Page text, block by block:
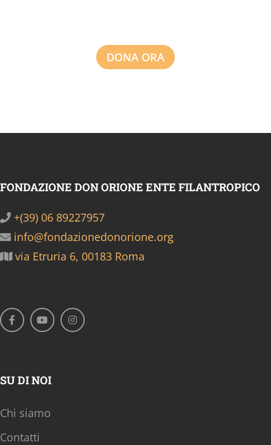
DONA ORA
FONDAZIONE DON ORIONE ENTE FILANTROPICO
+(39) 06 89227957
info@fondazionedonorione.org
via Etruria 6, 00183 Roma
SU DI NOI
Chi siamo
Contatti